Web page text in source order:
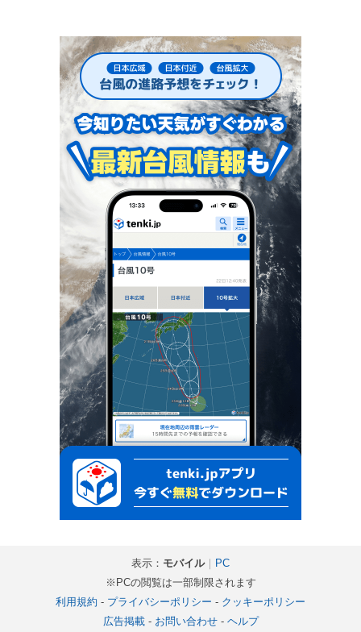
表示： モバイル｜ PC
※PCの閲覧は一部制限されます
利用規約 - プライバシーポリシー - クッキーポリシー
広告掲載- お問い合わせ- ヘルプ